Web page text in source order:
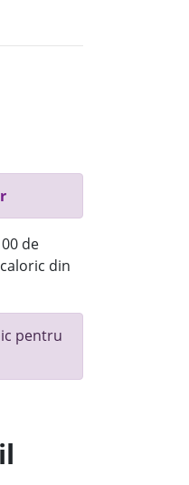
de
din
pentru